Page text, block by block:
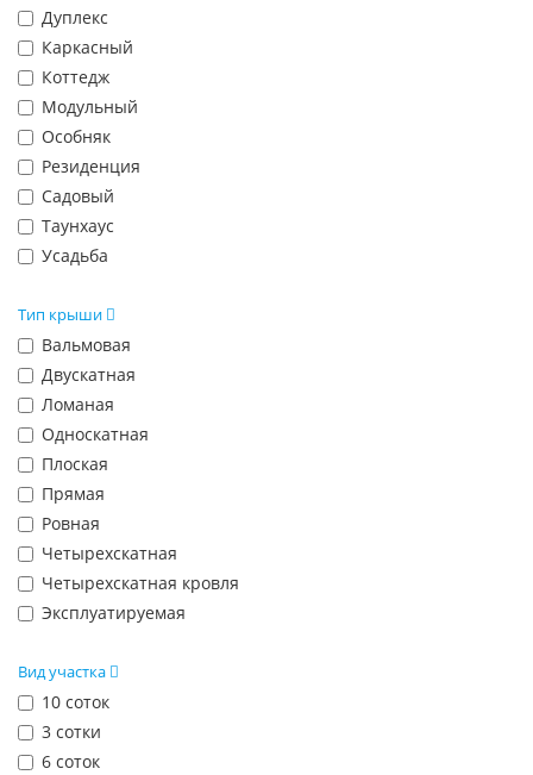
Дуплекс
Каркасный
Коттедж
Модульный
Особняк
Резиденция
Садовый
Таунхаус
Усадьба
Тип крыши
Вальмовая
Двускатная
Ломаная
Односкатная
Плоская
Прямая
Ровная
Четырехскатная
Четырехскатная кровля
Эксплуатируемая
Вид участка
10 соток
3 сотки
6 соток